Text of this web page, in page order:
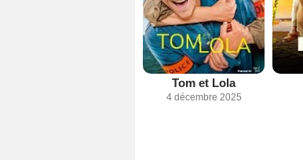
Tom et Lola
4 décembre 2025